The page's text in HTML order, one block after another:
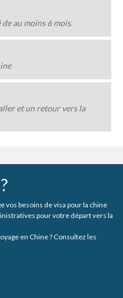
au moins 6 mois.
et un retour vers la
vos besoins de visa pour la chine
pour votre départ vers la
en Chine ? Consultez les